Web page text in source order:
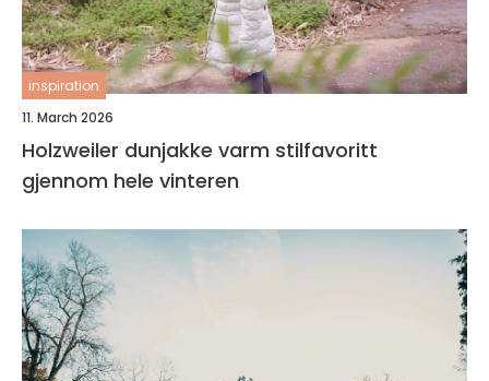
inspiration
11. March 2026
Holzweiler dunjakke varm stilfavoritt
gjennom hele vinteren